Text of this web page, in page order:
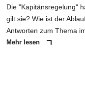
Die "Kapitänsregelung"
gilt sie? Wie ist der
Antworten zum Thema
Mehr lesen